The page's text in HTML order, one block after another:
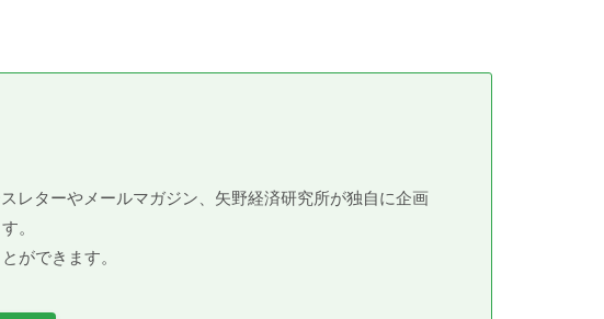
レターやメールマガジン、矢野経済研究所が独自に企画
。
ができます。